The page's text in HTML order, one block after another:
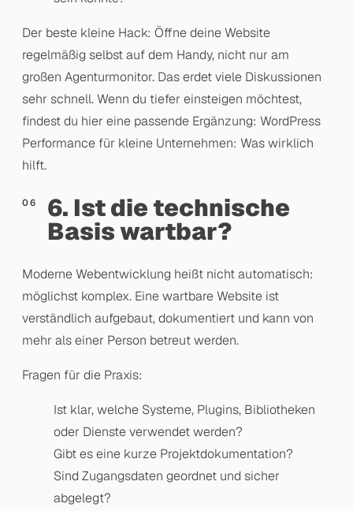
Der beste kleine Hack: Öffne deine Website
regelmäßig selbst auf dem Handy, nicht nur am
großen Agenturmonitor. Das erdet viele Diskussionen
sehr schnell. Wenn du tiefer einsteigen möchtest,
findest du hier eine passende Ergänzung: WordPress
Performance für kleine Unternehmen: Was wirklich
hilft.
6. Ist die technische
Basis wartbar?
Moderne Webentwicklung heißt nicht automatisch:
möglichst komplex. Eine wartbare Website ist
verständlich aufgebaut, dokumentiert und kann von
mehr als einer Person betreut werden.
Fragen für die Praxis:
Ist klar, welche Systeme, Plugins, Bibliotheken
oder Dienste verwendet werden?
Gibt es eine kurze Projektdokumentation?
Sind Zugangsdaten geordnet und sicher
abgelegt?